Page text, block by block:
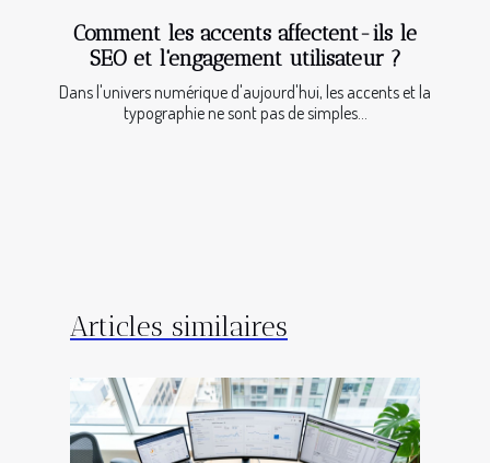
Comment les accents affectent-ils le
SEO et l'engagement utilisateur ?
Dans l'univers numérique d'aujourd'hui, les accents et la
typographie ne sont pas de simples...
Articles similaires